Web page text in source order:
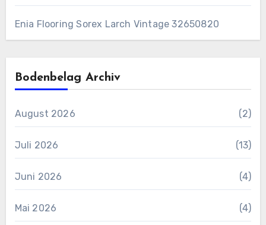
Enia Flooring Sorex ​Larch Vintage 32650820
Bodenbelag Archiv
August 2026 (2)
Juli 2026 (13)
Juni 2026 (4)
Mai 2026 (4)